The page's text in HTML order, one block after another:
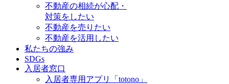
不動産の相続が心配・
対策をしたい
不動産を売りたい
不動産を活用したい
私たちの強み
SDGs
入居者窓口
入居者専用アプリ「totono」